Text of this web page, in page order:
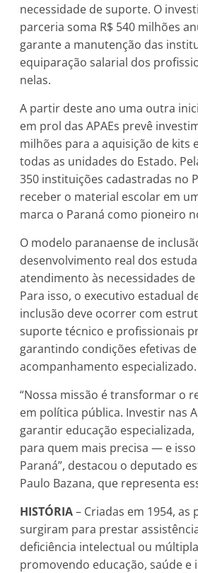
necessidade de suporte. O
parceria soma R$ 540 milhões
garante a manutenção das
equiparação salarial dos
nelas.
A partir deste ano uma outra
em prol das APAEs prevê
milhões para a aquisição de kits
todas as unidades do Estado.
350 instituições cadastradas no
receber o material escolar em
marca o Paraná como pioneiro
O modelo paranaense de
desenvolvimento real dos
atendimento às necessidades de
Para isso, o executivo estadual
inclusão deve ocorrer com
suporte técnico e profissionais
garantindo condições efetivas
acompanhamento especializado.
“Nossa missão é transformar o
em política pública. Investir nas
garantir educação
para quem mais precisa — e
Paraná”, destacou o deputado
Paulo Bazana, que representa
HISTÓRIA– Criadas em 1954, as
surgiram para prestar
deficiência intelectual ou
promovendo educação, saúde e